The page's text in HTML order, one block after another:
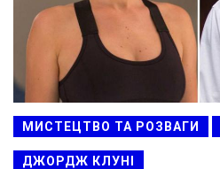
МИСТЕЦТВО ТА РОЗВАГИ
ДЖОРДЖ КЛУНІ